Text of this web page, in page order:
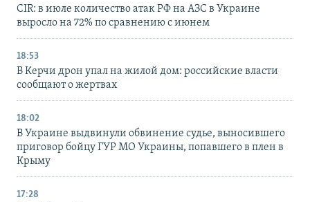
CIR: в июле количество атак РФ на АЗС в Украине
выросло на 72% по сравнению с июнем
18:53
В Керчи дрон упал на жилой дом: российские власти
сообщают о жертвах
18:02
В Украине выдвинули обвинение судье, выносившего
приговор бойцу ГУР МО Украины, попавшего в плен в
Крыму
17:28